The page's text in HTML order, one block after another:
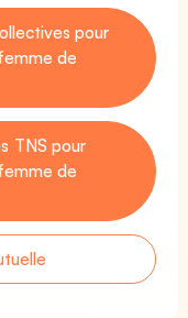
pour
de
TNS pour
de